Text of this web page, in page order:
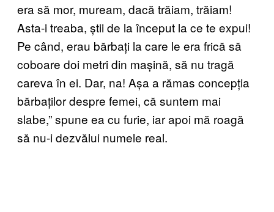
era să mor, muream, dacă trăiam, trăiam!
Asta-i treaba, știi de la început la ce te expui!
Pe când, erau bărbați la care le era frică să
coboare doi metri din mașină, să nu tragă
careva în ei. Dar, na! Așa a rămas concepția
bărbaților despre femei, că suntem mai
slabe,” spune ea cu furie, iar apoi mă roagă
să nu-i dezvălui numele real.